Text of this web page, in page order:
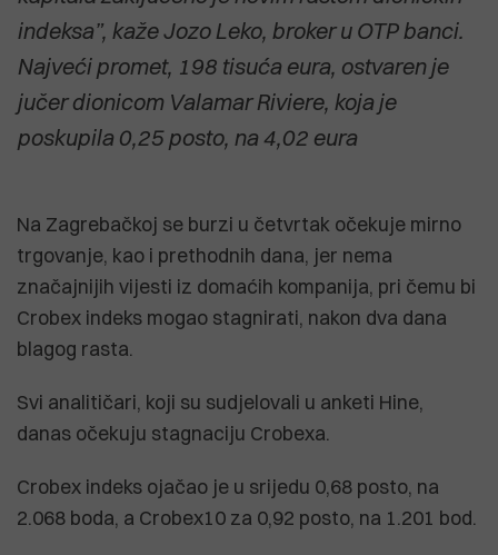
indeksa”, kaže Jozo Leko, broker u OTP banci.
Najveći promet, 198 tisuća eura, ostvaren je
jučer dionicom Valamar Riviere, koja je
poskupila 0,25 posto, na 4,02 eura
Na Zagrebačkoj se burzi u četvrtak očekuje mirno
trgovanje, kao i prethodnih dana, jer nema
značajnijih vijesti iz domaćih kompanija, pri čemu bi
Crobex indeks mogao stagnirati, nakon dva dana
blagog rasta.
Svi analitičari, koji su sudjelovali u anketi Hine,
danas očekuju stagnaciju Crobexa.
Crobex indeks ojačao je u srijedu 0,68 posto, na
2.068 boda, a Crobex10 za 0,92 posto, na 1.201 bod.